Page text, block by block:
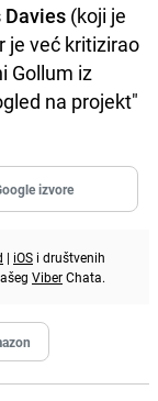
Davies (koji je
je već kritizirao
Gollum iz
na projekt"
izvore
| iOS i društvenih
ViberChata.